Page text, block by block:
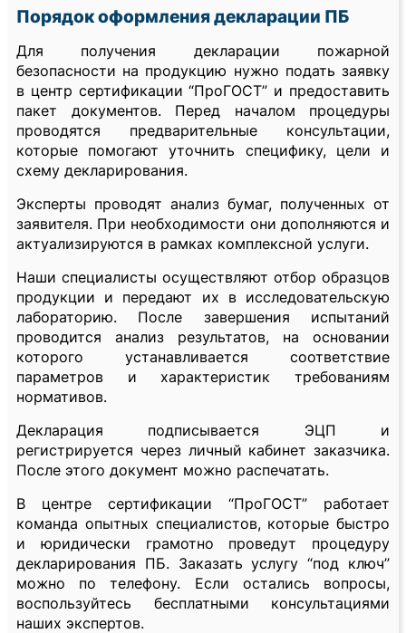
Порядок оформления декларации ПБ
Для получения декларации пожарной
безопасности на продукцию нужно подать заявку
в центр сертификации “ПроГОСТ” и предоставить
пакет документов. Перед началом процедуры
проводятся предварительные консультации,
которые помогают уточнить специфику, цели и
схему декларирования.
Эксперты проводят анализ бумаг, полученных от
заявителя. При необходимости они дополняются и
актуализируются в рамках комплексной услуги.
Наши специалисты осуществляют отбор образцов
продукции и передают их в исследовательскую
лабораторию. После завершения испытаний
проводится анализ результатов, на основании
которого устанавливается соответствие
параметров и характеристик требованиям
нормативов.
Декларация подписывается ЭЦП и
регистрируется через личный кабинет заказчика.
После этого документ можно распечатать.
В центре сертификации “ПроГОСТ” работает
команда опытных специалистов, которые быстро
и юридически грамотно проведут процедуру
декларирования ПБ. Заказать услугу “под ключ”
можно по телефону. Если остались вопросы,
воспользуйтесь бесплатными консультациями
наших экспертов.